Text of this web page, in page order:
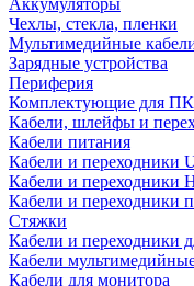
Аккумуляторы
Чехлы, стекла, пленки
Мультимедийные
Зарядные устройства
Периферия
Комплектующие для ПК
Кабели, шлейфы и
Кабели питания
Кабели и переходники
Кабели и переходники
Кабели и переходники
Стяжки
Кабели и переходники
Кабели
Кабели для монитора